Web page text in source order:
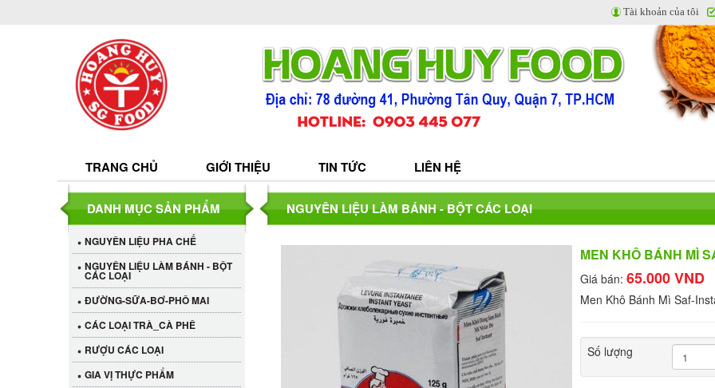
TRANG CHỦ GIỚI THIỆU TIN TỨC LIÊN HỆ
Tài khoản của tôi
NGUYÊN LIỆU LÀM BÁNH - BỘT CÁC LOẠI
MEN KHÔ BÁNH MÌ
Giá bán: 65.000 VND
Men Khô Bánh Mì Saf-
Số lượng
DANH MỤC SẢN PHẨM
NGUYÊN LIỆU PHA CHẾ
NGUYÊN LIỆU LÀM BÁNH - BỘT
CÁC LOẠI
ĐƯỜNG-SỮA-BƠ-PHÔ MAI
CÁC LOẠI TRÀ_CÀ PHÊ
RƯỢU CÁC LOẠI
GIA VỊ THỰC PHẨM